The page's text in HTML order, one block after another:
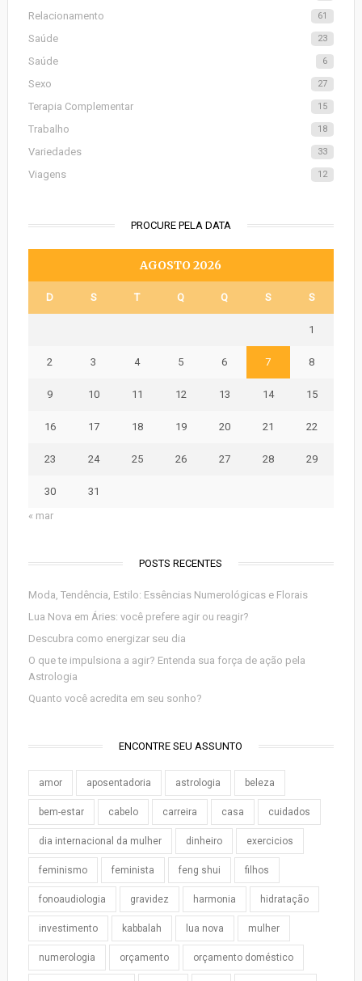
Relacionamento 61
Saúde 23
Saúde 6
Sexo 27
Terapia Complementar 15
Trabalho 18
Variedades 33
Viagens 12
PROCURE PELA DATA
AGOSTO 2026
D S T Q Q S S
1
2 3 4 5 6 7 8
9 10 11 12 13 14 15
16 17 18 19 20 21 22
23 24 25 26 27 28 29
30
31
« mar
POSTS RECENTES
Moda, Tendência, Estilo: Essências Numerológicas e Florais
Lua Nova em Áries: você prefere agir ou reagir?
Descubra como energizar seu dia
O que te impulsiona a agir? Entenda sua força de ação pela
Astrologia
Quanto você acredita em seu sonho?
ENCONTRE SEU ASSUNTO
amor aposentadoria astrologia beleza
bem-estar cabelo carreira casa cuidados
dia internacional da mulher dinheiro exercicios
feminismo feminista feng shui filhos
fonoaudiologia gravidez harmonia hidratação
investimento kabbalah lua nova mulher
numerologia orçamento orçamento doméstico